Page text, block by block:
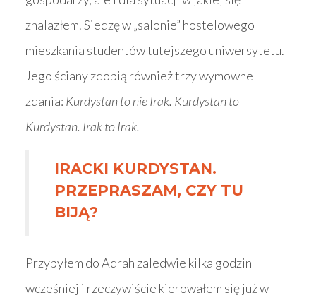
znalazłem. Siedzę w „salonie” hostelowego
mieszkania studentów tutejszego uniwersytetu.
Jego ściany zdobią również trzy wymowne
zdania: Kurdystan to nie Irak. Kurdystan to
Kurdystan. Irak to Irak.
IRACKI KURDYSTAN.
PRZEPRASZAM, CZY TU
BIJĄ?
Przybyłem do Aqrah zaledwie kilka godzin
wcześniej i rzeczywiście kierowałem się już w